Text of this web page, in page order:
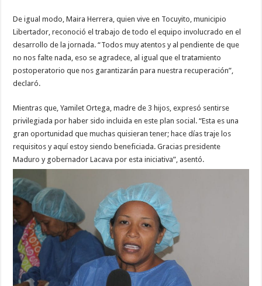
De igual modo, Maira Herrera, quien vive en Tocuyito, municipio
Libertador, reconoció el trabajo de todo el equipo involucrado en el
desarrollo de la jornada. “Todos muy atentos y al pendiente de que
no nos falte nada, eso se agradece, al igual que el tratamiento
postoperatorio que nos garantizarán para nuestra recuperación”,
declaró.
Mientras que, Yamilet Ortega, madre de 3 hijos, expresó sentirse
privilegiada por haber sido incluida en este plan social. “Esta es una
gran oportunidad que muchas quisieran tener; hace días traje los
requisitos y aquí estoy siendo beneficiada. Gracias presidente
Maduro y gobernador Lacava por esta iniciativa”, asentó.